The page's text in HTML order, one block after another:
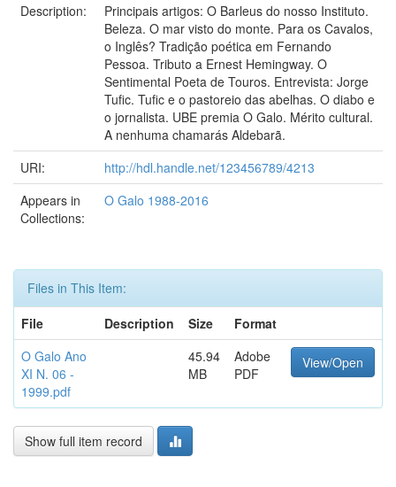
Description:
Principais artigos: O Barleus do nosso Instituto.
Beleza. O mar visto do monte. Para os Cavalos,
o Inglês? Tradição poética em Fernando
Pessoa. Tributo a Ernest Hemingway. O
Sentimental Poeta de Touros. Entrevista: Jorge
Tufic. Tufic e o pastoreio das abelhas. O diabo e
o jornalista. UBE premia O Galo. Mérito cultural.
A nenhuma chamarás Aldebarã.
URI:
http://hdl.handle.net/123456789/4213
Appears in
Collections:
O Galo 1988-2016
Files in This Item:
File
Description Size
Format
O Galo Ano
XI N. 06 -
1999.pdf
45.94
MB
Adobe
PDF
View/Open
Show full item record